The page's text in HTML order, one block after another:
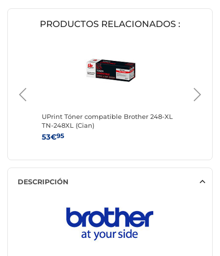
PRODUCTOS RELACIONADOS :
UPrint Tóner compatible Brother 248-XL
TN-248XL (Cian)
53€95
DESCRIPCIÓN